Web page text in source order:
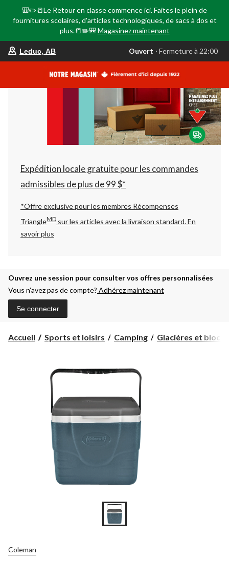
🎒✏️📒Le Retour en classe commence ici. Faites le plein de
fournitures scolaires, d'articles technologiques, de sacs à dos et
plus.📒✏️🎒 Magasinez maintenant
votre
est
AB,
Ouvert,
Fermeture
à
22:00
changer
Leduc, AB Ouvert ⋅ Fermeture à 22:00
Expédition locale gratuite pour les commandes
admissibles de plus de 99 $*
*Offre exclusive pour les membres Récompenses
TriangleMD sur les articles avec la livraison standard.En
savoir plus
Ouvrez une session pour consulter vos offres personnalisées
Vous n’avez pas de compte? Adhérez maintenant
Se connecter
Accueil Sports et loisirs Camping Glacières et blocs
Coleman